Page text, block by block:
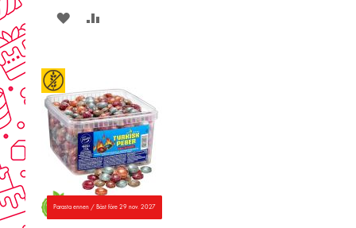
SPARA
Parasta ennen / Bäst före 29 nov. 2027